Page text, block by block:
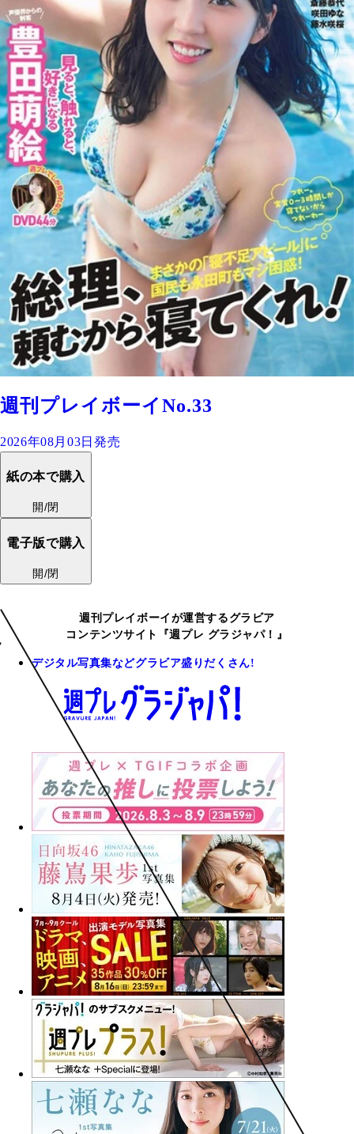
週刊プレイボーイNo.33
2026年08月03日発売
紙の本で購入
開/閉
電子版で購入
開/閉
週刊プレイボーイが運営するグラビア
コンテンツサイト『週プレ グラジャパ！』
デジタル写真集などグラビア盛りだくさん!